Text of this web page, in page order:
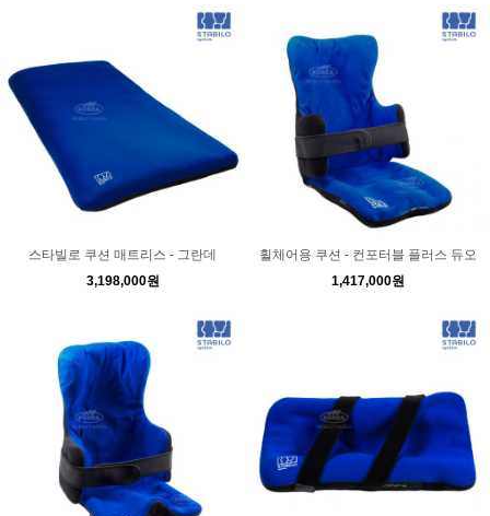
스타빌로 쿠션 매트리스 - 그란데
3,198,000원
휠체어용 쿠션 - 컨포터블 플러스 듀오
1,417,000원